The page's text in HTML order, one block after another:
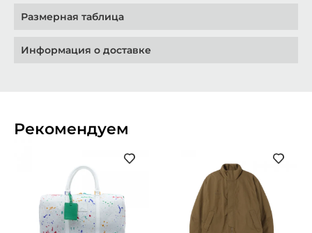
Размерная таблица
Информация о доставке
Рекомендуем